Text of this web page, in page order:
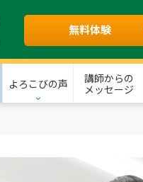
無料体験
よろこびの声
講師からの
メッセージ